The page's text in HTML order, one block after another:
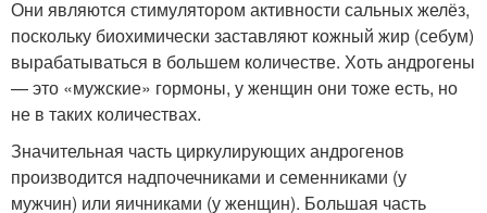
Они являются стимулятором активности сальных желёз,
поскольку биохимически заставляют кожный жир (себум)
вырабатываться в большем количестве. Хоть андрогены
— это «мужские» гормоны, у женщин они тоже есть, но
не в таких количествах.
Значительная часть циркулирующих андрогенов
производится надпочечниками и семенниками (у
мужчин) или яичниками (у женщин). Большая часть